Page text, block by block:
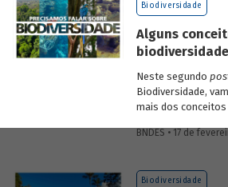
Biodiversidade
Alguns
biodiversidade
Neste segundo
Biodiversidade,
mais dos
ecossistêmicos,
BNDES • 17 de
Biodiversidade